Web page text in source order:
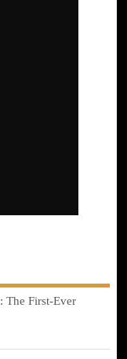
The First-Ever